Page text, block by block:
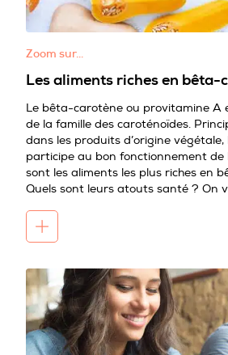
Zoom sur…
Les aliments riches en bêta-
Le bêta-carotène ou provitamine A
de la famille des caroténoïdes.
dans les produits d’origine
participe au bon fonctionnement de
sont les aliments les plus riches en
Quels sont leurs atouts santé ? On